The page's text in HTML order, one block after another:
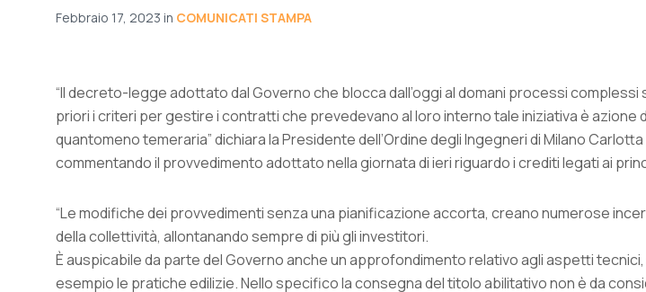
Febbraio 17, 2023 in COMUNICATI STAMPA
“Il decreto-legge adottato dal Governo che blocca dall’oggi al domani processi complessi
priori i criteri per gestire i contratti che prevedevano al loro interno tale iniziativa è azione
quantomeno temeraria” dichiara la Presidente dell’Ordine degli Ingegneri di Milano
commentando il provvedimento adottato nella giornata di ieri riguardo i crediti legati ai
“Le modifiche dei provvedimenti senza una pianificazione accorta, creano numerose
della collettività, allontanando sempre di più gli investitori.
È auspicabile da parte del Governo anche un approfondimento relativo agli aspetti tecnici,
esempio le pratiche edilizie. Nello specifico la consegna del titolo abilitativo non è da